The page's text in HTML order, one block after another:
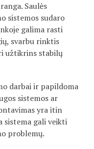
Saulės
sistemos sudaro
galima rasti
svarbu rinktis
užtikrins stabilų
darbai ir papildoma
sistemos ar
yra itin
sistema gali veikti
problemų.